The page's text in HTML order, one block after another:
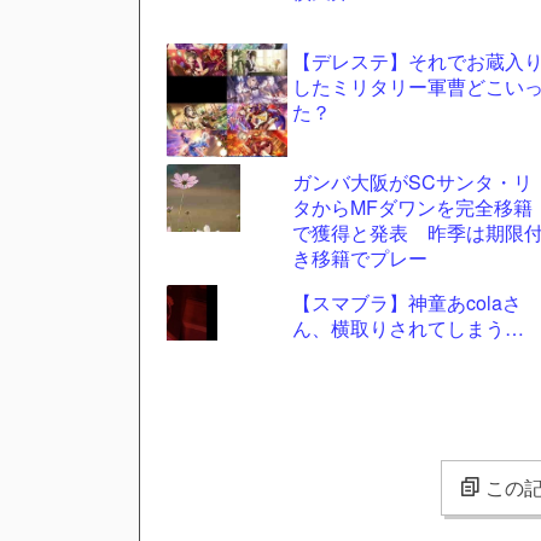
【デレステ】それでお蔵入り
したミリタリー軍曹どこいっ
た？
ガンバ大阪がSCサンタ・リ
タからMFダワンを完全移籍
で獲得と発表 昨季は期限
き移籍でプレー
【スマブラ】神童あcolaさ
ん、横取りされてしまう…
この